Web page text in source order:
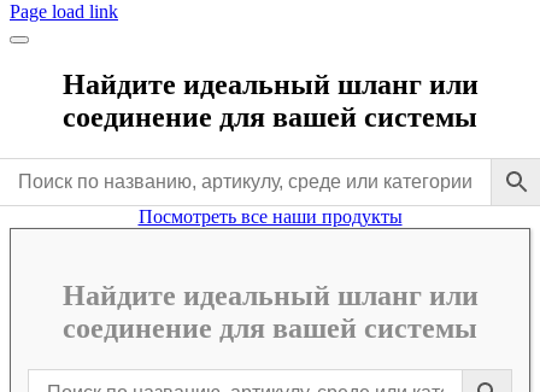
Page load link
Найдите идеальный шланг или
соединение для вашей системы
Посмотреть все наши продукты
Найдите идеальный шланг или
соединение для вашей системы